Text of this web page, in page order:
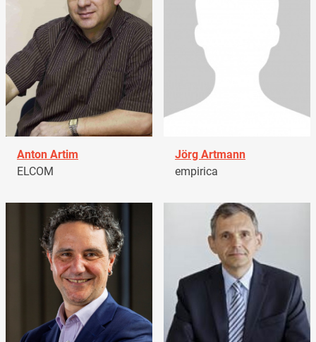
Anton Artim
ELCOM
Jörg Artmann
empirica